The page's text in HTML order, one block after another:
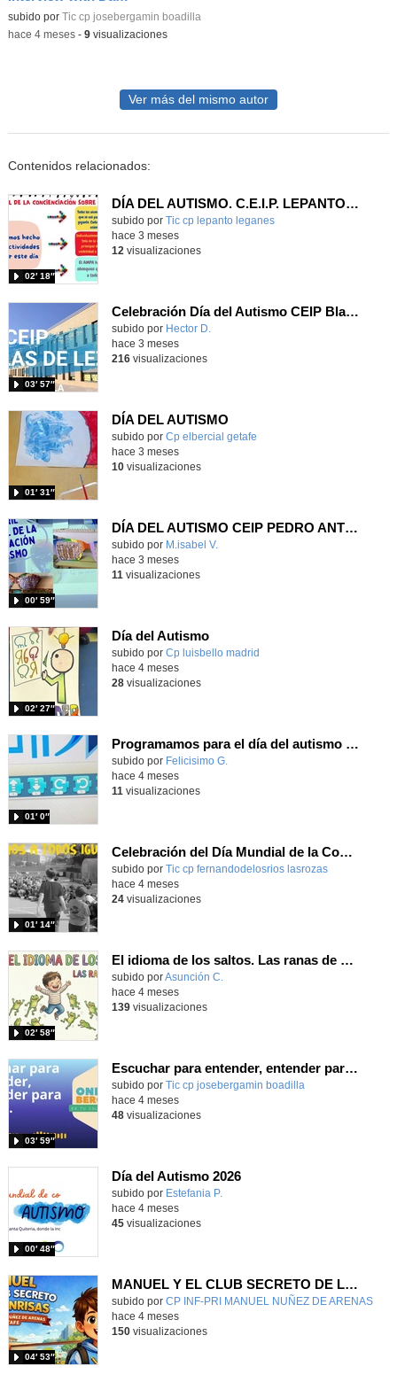
Contenido educativo.
subido por
Tic cp josebergamin boadilla
-hace 4 meses- 9visualizaciones
Ver más del mismo autor
Contenidos relacionados:
DÍA DEL AUTISMO. C.E.I.P. LEPANTO (Leganés)
Contenido educativo.
subido por Tic cp lepanto leganes
02′ 18″
-
hace 3 meses
12 visualizaciones
Celebración Día del Autismo CEIP Blas de Lezo
subido por Hector D.
03′ 57″
hace 3 meses
216visualizaciones
DÍA DEL AUTISMO
Contenido educativo.
subido por Cp elbercial getafe
01′ 31″
hace 3 meses
10visualizaciones
DÍA DEL AUTISMO CEIP PEDRO ANTONIO DE ALARCÓN
Contenido educativo.
subido por M.isabel V.
00′ 59″
hace 3 meses
11 visualizaciones
Día del Autismo
Contenido educativo.
subido por Cp luisbello madrid
02′ 27″
hace 4 meses
28visualizaciones
Programamos para el día del autismo con Scratch Jr en segundo
Contenido educativo.
subido por Felicisimo G.
01′ 0″
hace 4 meses
11 visualizaciones
Celebración del Día Mundial de la Concienciación del Autismo 2026_CEIP FDLR_Las Rozas
Contenido educativo.
subido por Tic cp fernandodelosrios lasrozas
01′ 14″
-
hace 4 meses
24visualizaciones
El idioma de los saltos. Las ranas de Elías.
Contenido educativo.
subido porAsunción C.
02′ 58″
hace 4 meses
139visualizaciones
Escuchar para entender, entender para incluir (Día del Autismo 2026)
Contenido educativo.
subido por Tic cp josebergamin boadilla
03′ 59″
hace 4 meses
48visualizaciones
Día del Autismo 2026
Contenido educativo.
subido por Estefania P.
00′ 48″
hace 4 meses
45visualizaciones
MANUEL Y EL CLUB SECRETO DE LAS SONRISAS
Contenido educativo.
subido por CP INF-PRI MANUEL NUÑEZ DE ARENAS
04′ 53″
-
hace 4 meses
150visualizaciones